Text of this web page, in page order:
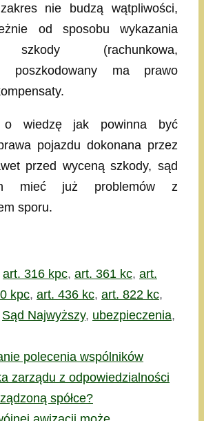
nie budzą wątpliwości,
od sposobu wykazania
szkody (rachunkowa,
poszkodowany ma prawo
o wiedzę jak powinna być
pojazdu dokonana przez
przed wyceną szkody, sąd
mieć już problemów z
sporu.
Tagi
art. 316 kpc, art. 361 kc, art.
kpc, art. 436 kc, art. 822 kc,
Sąd Najwyższy, ubezpieczenia,
polecenia wspólników
zarządu z odpowiedzialności
spółce?